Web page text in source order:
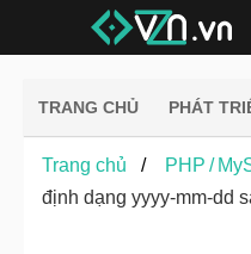
TRANG CHỦ PHÁT
Trang chủ PHP /
định dạng yyyy-mm-dd